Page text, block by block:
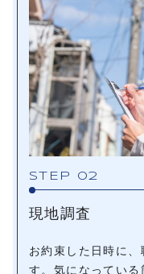
STEP 02
現地調査
お約束した日時に
す。気になっている